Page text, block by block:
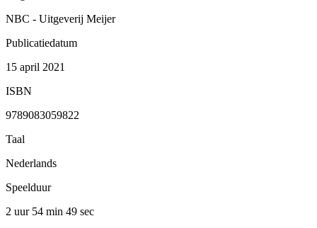
NBC - Uitgeverij Meijer
Publicatiedatum
15 april 2021
ISBN
9789083059822
Taal
Nederlands
Speelduur
2 uur 54 min 49 sec